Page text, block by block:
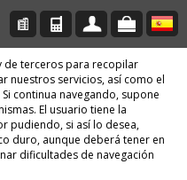
de terceros para recopilar
nuestros servicios, así como el
continua navegando, supone
El usuario tiene la
pudiendo, si así lo desea,
duro, aunque deberá tener en
dificultades de navegación